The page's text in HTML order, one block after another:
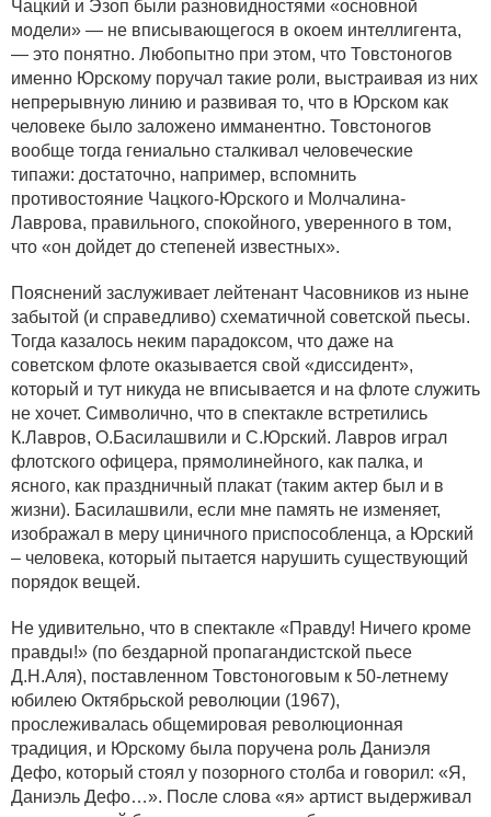
Чацкий и Эзоп были разновидностями «основной
модели» — не вписывающегося в окоем интеллигента,
— это понятно. Любопытно при этом, что Товстоногов
именно Юрскому поручал такие роли, выстраивая из них
непрерывную линию и развивая то, что в Юрском как
человеке было заложено имманентно. Товстоногов
вообще тогда гениально сталкивал человеческие
типажи: достаточно, например, вспомнить
противостояние Чацкого-Юрского и Молчалина-
Лаврова, правильного, спокойного, уверенного в том,
что «он дойдет до степеней известных».
Пояснений заслуживает лейтенант Часовников из ныне
забытой (и справедливо) схематичной советской пьесы.
Тогда казалось неким парадоксом, что даже на
советском флоте оказывается свой «диссидент»,
который и тут никуда не вписывается и на флоте служить
не хочет. Символично, что в спектакле встретились
К.Лавров, О.Басилашвили и С.Юрский. Лавров играл
флотского офицера, прямолинейного, как палка, и
ясного, как праздничный плакат (таким актер был и в
жизни). Басилашвили, если мне память не изменяет,
изображал в меру циничного приспособленца, а Юрский
– человека, который пытается нарушить существующий
порядок вещей.
Не удивительно, что в спектакле «Правду! Ничего кроме
правды!» (по бездарной пропагандистской пьесе
Д.Н.Аля), поставленном Товстоноговым к 50-летнему
юбилею Октябрьской революции (1967),
прослеживалась общемировая революционная
традиция, и Юрскому была поручена роль Даниэля
Дефо, который стоял у позорного столба и говорил: «Я,
Даниэль Дефо…». После слова «я» артист выдерживал